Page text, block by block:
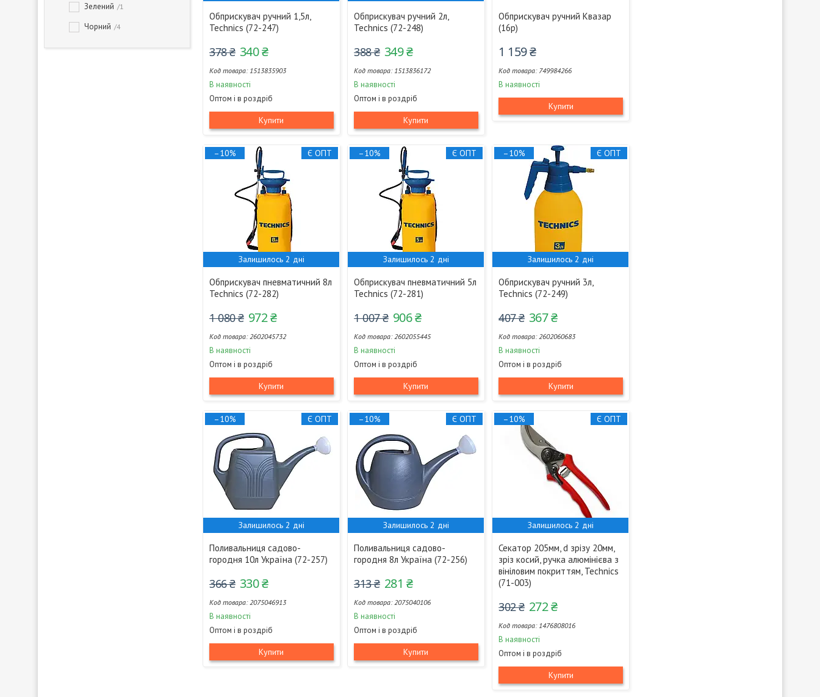
Зелений 1
Чорний 4
Обприскувач ручний 1,5л,
Technics (72-247)
378 ₴ 340 ₴
1513835903
В наявності
Оптом і в роздріб
Купити
Обприскувач ручний 2л,
Technics (72-248)
388 ₴ 349 ₴
1513836172
В наявності
Оптом і в роздріб
Купити
Обприскувач ручний Квазар
(16р)
1 159 ₴
749984266
В наявності
Купити
–10%
Залишилось 2 дні
Є ОПТ
Обприскувач пневматичний 8л
Technics (72-282)
1 080 ₴ 972 ₴
2602045732
В наявності
Оптом і в роздріб
Купити
–10%
Залишилось 2 дні
Є ОПТ
Обприскувач пневматичний 5л
Technics (72-281)
1 007 ₴ 906 ₴
2602055445
В наявності
Оптом і в роздріб
Купити
–10%
Залишилось 2 дні
Є ОПТ
Обприскувач ручний 3л,
Technics (72-249)
407 ₴ 367 ₴
2602060683
В наявності
Оптом і в роздріб
Купити
–10%
Залишилось 2 дні
Є ОПТ
Поливальниця садово-
городня 10л Україна (72-257)
366 ₴ 330 ₴
2075046913
В наявності
Оптом і в роздріб
Купити
–10%
Залишилось 2 дні
Є ОПТ
Поливальниця садово-
городня 8л Україна (72-256)
313 ₴ 281 ₴
2075040106
В наявності
Оптом і в роздріб
Купити
–10%
Залишилось 2 дні
Є ОПТ
Секатор 205мм, d зрізу 20мм,
зріз косий, ручка алюмінієва з
вініловим покриттям, Technics
(71-003)
302 ₴ 272 ₴
1476808016
В наявності
Оптом і в роздріб
Купити